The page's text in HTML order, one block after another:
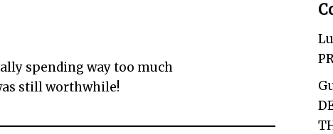
spending way too much
still worthwhile!